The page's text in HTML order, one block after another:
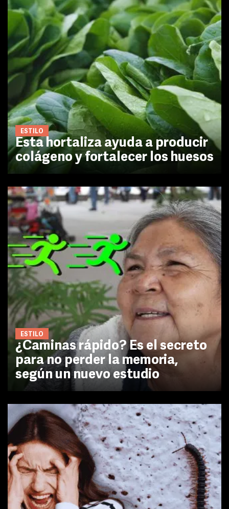
ESTILO
Esta hortaliza ayuda a producir
colágeno y fortalecer los huesos
ESTILO
¿Caminas rápido? Es el secreto
para no perder la memoria,
según un nuevo estudio